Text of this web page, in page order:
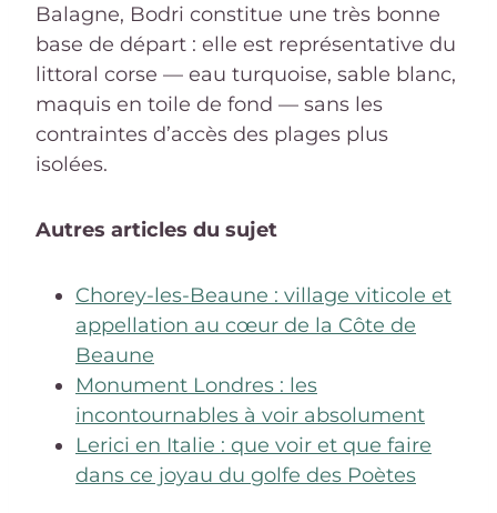
Balagne, Bodri constitue une très bonne
base de départ : elle est représentative du
littoral corse — eau turquoise, sable blanc,
maquis en toile de fond — sans les
contraintes d’accès des plages plus
isolées.
Autres articles du sujet
Chorey-les-Beaune : village viticole et
appellation au cœur de la Côte de
Beaune
Monument Londres : les
incontournables à voir absolument
Lerici en Italie : que voir et que faire
dans ce joyau du golfe des Poètes